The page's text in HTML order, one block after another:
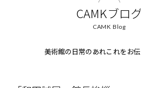
CAMKブロ
CAMK Blog
美術館の日常のあれこれをお伝